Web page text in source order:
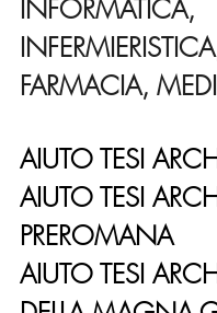
INFORMATICA,
FARMACIA,
AIUTO TESI
AIUTO TESI
PREROMANA
AIUTO TESI